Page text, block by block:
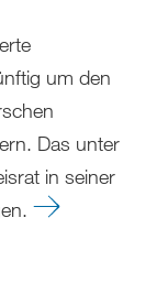
um den
Das unter
in seiner